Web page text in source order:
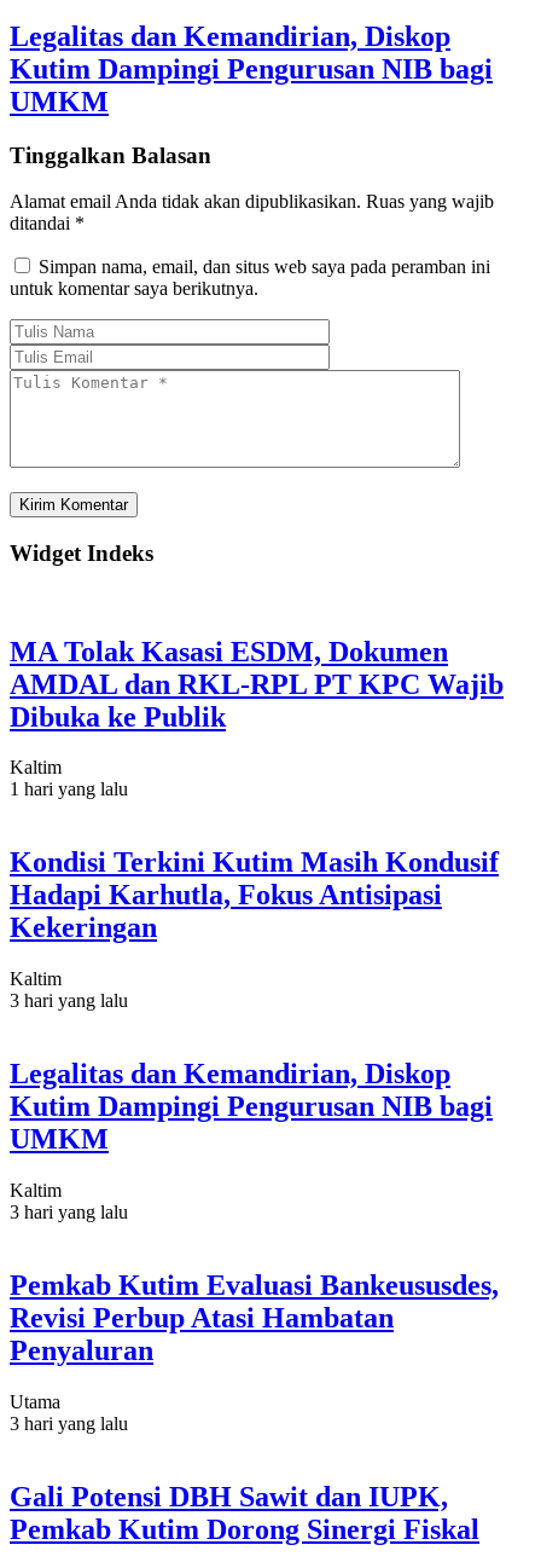
Legalitas dan Kemandirian, Diskop
Kutim Dampingi Pengurusan NIB bagi
UMKM
Tinggalkan Balasan
Alamat email Anda tidak akan dipublikasikan. Ruas yang wajib
ditandai *
Simpan nama, email, dan situs web saya pada peramban ini
untuk komentar saya berikutnya.
Widget Indeks
MA Tolak Kasasi ESDM, Dokumen
AMDAL dan RKL-RPL PT KPC Wajib
Dibuka ke Publik
Kaltim
1 hari yang lalu
Kondisi Terkini Kutim Masih Kondusif
Hadapi Karhutla, Fokus Antisipasi
Kekeringan
Kaltim
3 hari yang lalu
Legalitas dan Kemandirian, Diskop
Kutim Dampingi Pengurusan NIB bagi
UMKM
Kaltim
3 hari yang lalu
Pemkab Kutim Evaluasi Bankeususdes,
Revisi Perbup Atasi Hambatan
Penyaluran
Utama
3 hari yang lalu
Gali Potensi DBH Sawit dan IUPK,
Pemkab Kutim Dorong Sinergi Fiskal